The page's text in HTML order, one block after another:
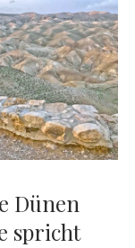
Menü
öffnen
instagram
Dünen
spricht